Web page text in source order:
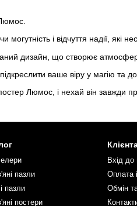
і відчуття надії, які
дизайн, що створює
ваше віру у магію та
Люмос, і нехай він завжди
пазли
пазли
постери
Вхід до
Оплата
Обмін